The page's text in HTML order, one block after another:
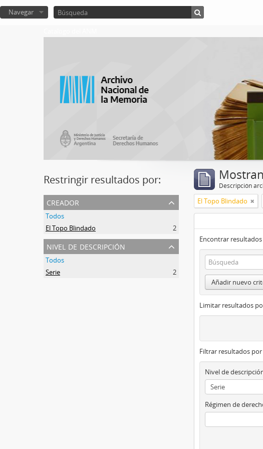
Navegar
Restringir resultados por:
creador
Todos
El Topo Blindado
2
nivel de descripción
Todos
Serie
2
Descripción
El Topo Blindado
Encontrar resultados
Añadir nuevo
Limitar resultados
Filtrar resultados por
Nivel de
Régimen de